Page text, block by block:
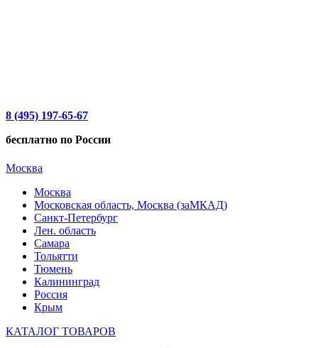
8 (495) 197-65-67
бесплатно по России
Москва
Москва
Московская область, Москва (заМКАД)
Санкт-Петербург
Лен. область
Самара
Тольятти
Тюмень
Калининград
Россия
Крым
КАТАЛОГ ТОВАРОВ